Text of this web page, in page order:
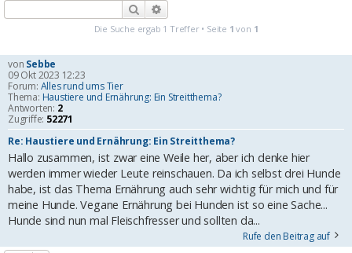
Suche
Die Suche ergab 1 Treffer • Seite 1 von 1
von Sebbe
09 Okt 2023 12:23
Forum: Alles rund ums Tier
Thema: Haustiere und Ernährung: Ein Streitthema?
Antworten: 2
Zugriffe: 52271
Re: Haustiere und Ernährung: Ein Streitthema?
Hallo zusammen, ist zwar eine Weile her, aber ich denke hier
werden immer wieder Leute reinschauen. Da ich selbst drei Hunde
habe, ist das Thema Ernährung auch sehr wichtig für mich und für
meine Hunde. Vegane Ernährung bei Hunden ist so eine Sache...
Hunde sind nun mal Fleischfresser und sollten da...
Rufe den Beitrag auf